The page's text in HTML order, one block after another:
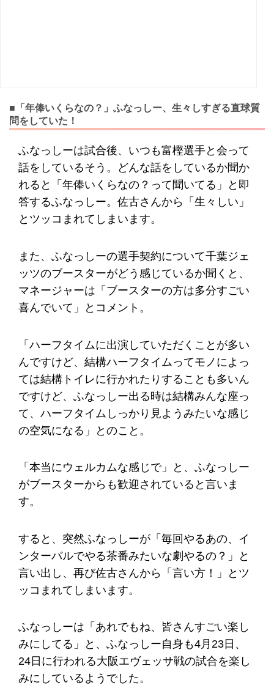
■「年俸いくらなの？」ふなっしー、生々しすぎる直球質
問をしていた！
ふなっしーは試合後、いつも富樫選手と会って
話をしているそう。どんな話をしているか聞か
れると「年俸いくらなの？って聞いてる」と即
答するふなっしー。佐古さんから「生々しい」
とツッコまれてしまいます。
また、ふなっしーの選手契約について千葉ジェ
ッツのブースターがどう感じているか聞くと、
マネージャーは「ブースターの方は多分すごい
喜んでいて」とコメント。
「ハーフタイムに出演していただくことが多い
んですけど、結構ハーフタイムってモノによっ
ては結構トイレに行かれたりすることも多いん
ですけど、ふなっしー出る時は結構みんな座っ
て、ハーフタイムしっかり見ようみたいな感じ
の空気になる」とのこと。
「本当にウェルカムな感じで」と、ふなっしー
がブースターからも歓迎されていると言いま
す。
すると、突然ふなっしーが「毎回やるあの、イ
ンターバルでやる茶番みたいな劇やるの？」と
言い出し、再び佐古さんから「言い方！」とツ
ッコまれてしまいます。
ふなっしーは「あれでもね、皆さんすごい楽し
みにしてる」と、ふなっしー自身も4月23日、
24日に行われる大阪エヴェッサ戦の試合を楽し
みにしているようでした。